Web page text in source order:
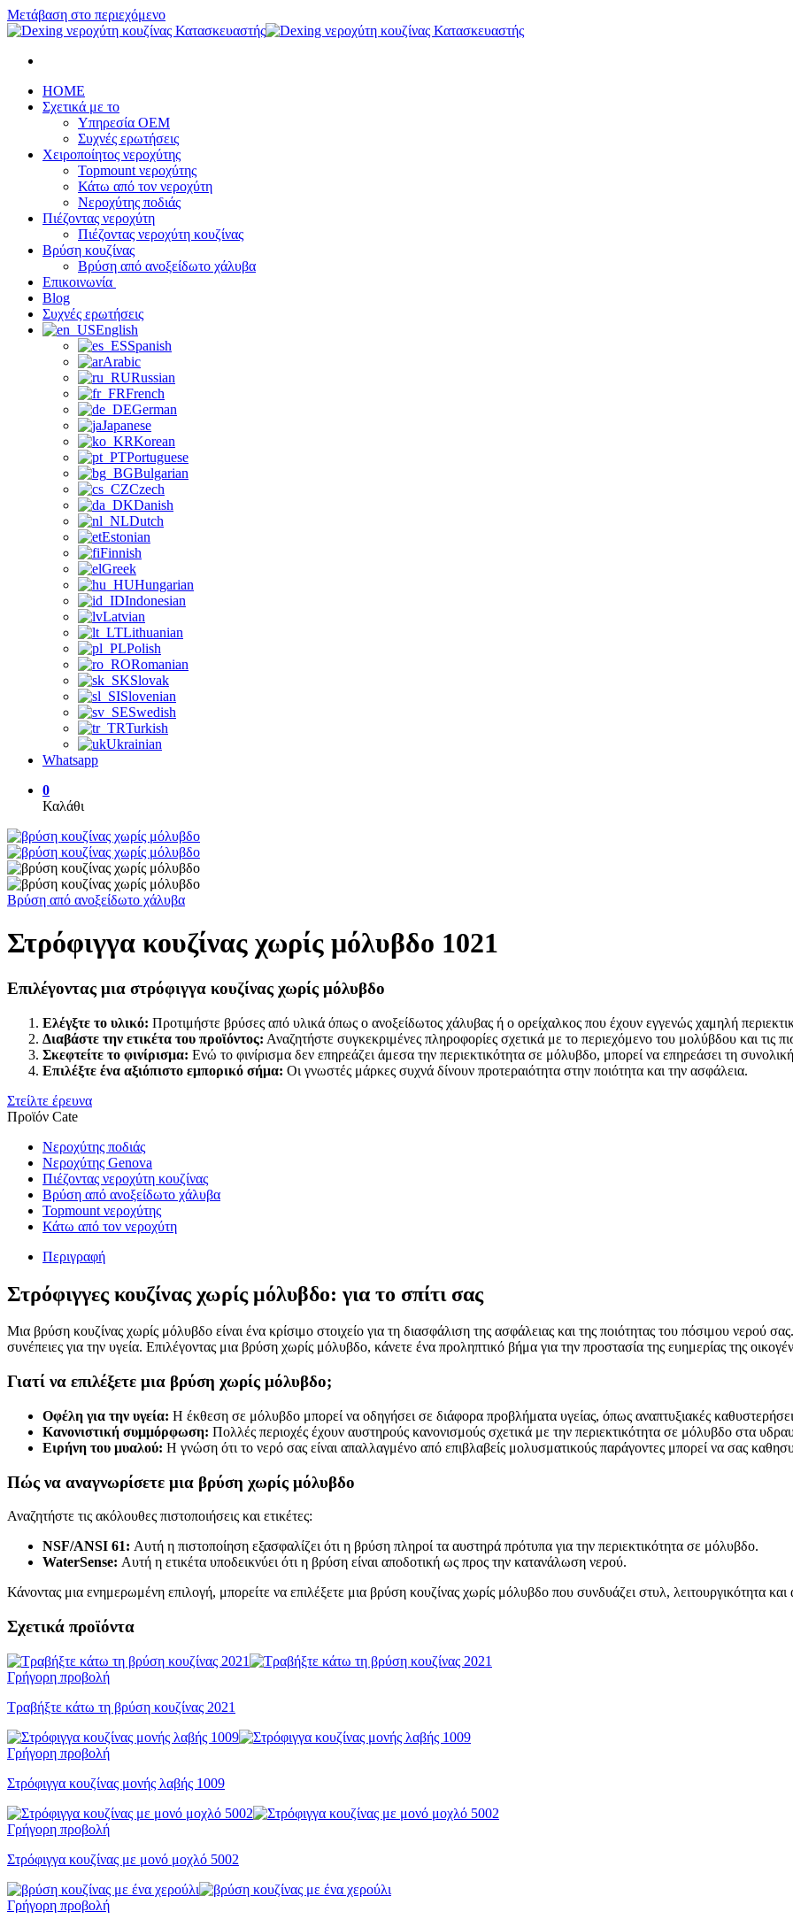
Μετάβαση στο περιεχόμενο
HOME
Σχετικά με το
Υπηρεσία OEM
Συχνές ερωτήσεις
Χειροποίητος νεροχύτης
Topmount νεροχύτης
Κάτω από τον νεροχύτη
Νεροχύτης ποδιάς
Πιέζοντας νεροχύτη
Πιέζοντας νεροχύτη κουζίνας
Βρύση κουζίνας
Βρύση από ανοξείδωτο χάλυβα
Επικοινωνία
Blog
Συχνές ερωτήσεις
English
Spanish
Arabic
Russian
French
German
Japanese
Korean
Portuguese
Bulgarian
Czech
Danish
Dutch
Estonian
Finnish
Greek
Hungarian
Indonesian
Latvian
Lithuanian
Polish
Romanian
Slovak
Slovenian
Swedish
Turkish
Ukrainian
Whatsapp
0
Καλάθι
Βρύση από ανοξείδωτο χάλυβα
Στρόφιγγα κουζίνας χωρίς μόλυβδο 1021
Επιλέγοντας μια στρόφιγγα κουζίνας χωρίς μόλυβδο
Ελέγξτε το υλικό: Προτιμήστε βρύσες από υλικά όπως ο ανοξείδωτος χάλυβας ή ο ορείχαλκος που έχουν εγγενώς χαμηλή
Διαβάστε την ετικέτα του προϊόντος: Αναζητήστε συγκεκριμένες πληροφορίες σχετικά με το περιεχόμενο του μολύβδου και τις
Σκεφτείτε το φινίρισμα: Ενώ το φινίρισμα δεν επηρεάζει άμεσα την περιεκτικότητα σε μόλυβδο, μπορεί να επηρεάσει τη
Επιλέξτε ένα αξιόπιστο εμπορικό σήμα: Οι γνωστές μάρκες συχνά δίνουν προτεραιότητα στην ποιότητα και την ασφάλεια.
Στείλτε έρευνα
Προϊόν Cate
Νεροχύτης ποδιάς
Νεροχύτης Genova
Πιέζοντας νεροχύτη κουζίνας
Βρύση από ανοξείδωτο χάλυβα
Topmount νεροχύτης
Κάτω από τον νεροχύτη
Περιγραφή
Στρόφιγγες κουζίνας χωρίς μόλυβδο: για το σπίτι σας
Μια βρύση κουζίνας χωρίς μόλυβδο είναι ένα κρίσιμο στοιχείο για τη διασφάλιση της ασφάλειας και της ποιότητας του πόσιμου νερού
συνέπειες για την υγεία. Επιλέγοντας μια βρύση χωρίς μόλυβδο, κάνετε ένα προληπτικό βήμα για την προστασία της ευημερίας της
Γιατί να επιλέξετε μια βρύση χωρίς μόλυβδο;
Οφέλη για την υγεία: Η έκθεση σε μόλυβδο μπορεί να οδηγήσει σε διάφορα προβλήματα υγείας, όπως αναπτυξιακές
Κανονιστική συμμόρφωση: Πολλές περιοχές έχουν αυστηρούς κανονισμούς σχετικά με την περιεκτικότητα σε μόλυβδο στα
Ειρήνη του μυαλού: Η γνώση ότι το νερό σας είναι απαλλαγμένο από επιβλαβείς μολυσματικούς παράγοντες μπορεί να σας
Πώς να αναγνωρίσετε μια βρύση χωρίς μόλυβδο
Αναζητήστε τις ακόλουθες πιστοποιήσεις και ετικέτες:
NSF/ANSI 61: Αυτή η πιστοποίηση εξασφαλίζει ότι η βρύση πληροί τα αυστηρά πρότυπα για την περιεκτικότητα σε μόλυβδο.
WaterSense: Αυτή η ετικέτα υποδεικνύει ότι η βρύση είναι αποδοτική ως προς την κατανάλωση νερού.
Κάνοντας μια ενημερωμένη επιλογή, μπορείτε να επιλέξετε μια βρύση κουζίνας χωρίς μόλυβδο που συνδυάζει στυλ, λειτουργικότητα και
Σχετικά προϊόντα
Γρήγορη προβολή
Τραβήξτε κάτω τη βρύση κουζίνας 2021
Γρήγορη προβολή
Στρόφιγγα κουζίνας μονής λαβής 1009
Γρήγορη προβολή
Στρόφιγγα κουζίνας με μονό μοχλό 5002
Γρήγορη προβολή